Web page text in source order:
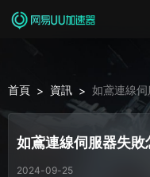
首頁 > 資訊 > 如鳶連線伺
如鳶連線伺服器失敗
2024-09-25